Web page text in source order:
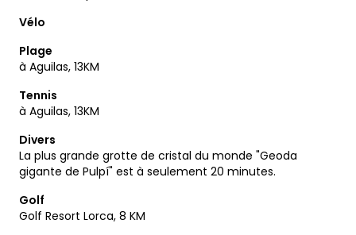
Vélo
Plage
à Aguilas, 13KM
Tennis
à Aguilas, 13KM
Divers
La plus grande grotte de cristal du monde "Geoda
gigante de Pulpí" est à seulement 20 minutes.
Golf
Golf Resort Lorca, 8 KM